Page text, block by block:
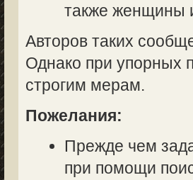
также женщины
Авторов таких
Однако при упорных
строгим мерам.
Пожелания:
Прежде чем
при помощи